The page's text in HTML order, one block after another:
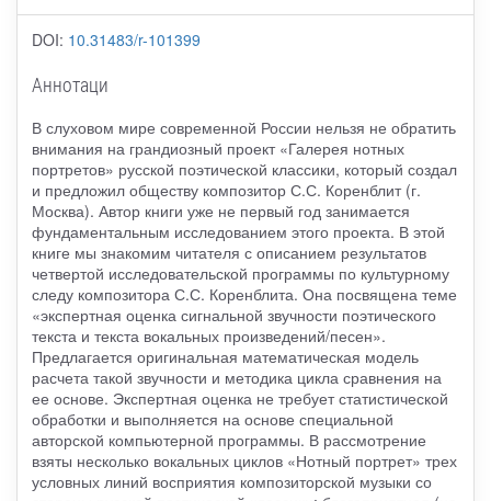
DOI: 10.31483/r-101399
Аннотаци
В слуховом мире современной России нельзя не обратить
внимания на грандиозный проект «Галерея нотных
портретов» русской поэтической классики, который создал
и предложил обществу композитор С.С. Коренблит (г.
Москва). Автор книги уже не первый год занимается
фундаментальным исследованием этого проекта. В этой
книге мы знакомим читателя с описанием результатов
четвертой исследовательской программы по культурному
следу композитора С.С. Коренблита. Она посвящена теме
«экспертная оценка сигнальной звучности поэтического
текста и текста вокальных произведений/песен».
Предлагается оригинальная математическая модель
расчета такой звучности и методика цикла сравнения на
ее основе. Экспертная оценка не требует статистической
обработки и выполняется на основе специальной
авторской компьютерной программы. В рассмотрение
взяты несколько вокальных циклов «Нотный портрет» трех
условных линий восприятия композиторской музыки со